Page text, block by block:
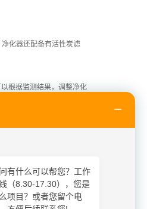
化器还配备有活性炭滤
根据监测结果，调整净化
生活质量。特别是对于那
扰我们的工作和休息。如
有什么可以帮您？工作
（8.30-17.30），您是
项目？或者您留个电